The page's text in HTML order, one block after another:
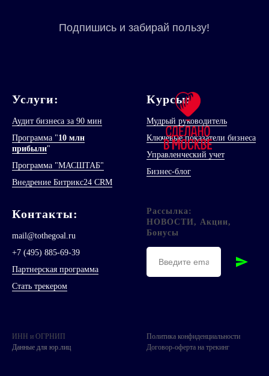
Услуги:
Аудит бизнеса за 90 мин
Программа "10 млн
прибыли"
Программа "МАСШТАБ"
Внедрение Битрикс24 CRM
Курсы:
Мудрый руководитель
Ключевые показатели бизнеса
Управленческий учет
Бизнес-блог
Контакты:
mail@tothegoal.ru
+7 (495) 885-69-39
Партнерская программа
Стать трекером
Рассылка:
НОВОСТИ, Акции,
Бонусы
ИНН и ОГРНИП
Данные для юр.лиц
Политика конфиденциальности
Договор-оферта на трекинг